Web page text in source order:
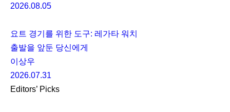
2026.08.05
요트 경기를 위한 도구: 레가타 워치
출발을 앞둔 당신에게
이상우
2026.07.31
Editors’ Picks